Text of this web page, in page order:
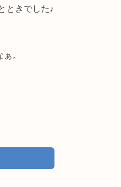
ときでした♪
。